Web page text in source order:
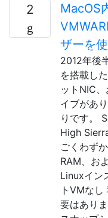
2
MacOS
ザーを
2012年後
を搭載し
ットNIC
イブがあ
りです。
High
ごくわず
RAM、お
Linuxイン
トVMな
要はあり